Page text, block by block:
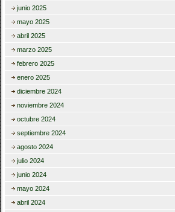
junio 2025
mayo 2025
abril 2025
marzo 2025
febrero 2025
enero 2025
diciembre 2024
noviembre 2024
octubre 2024
septiembre 2024
agosto 2024
julio 2024
junio 2024
mayo 2024
abril 2024